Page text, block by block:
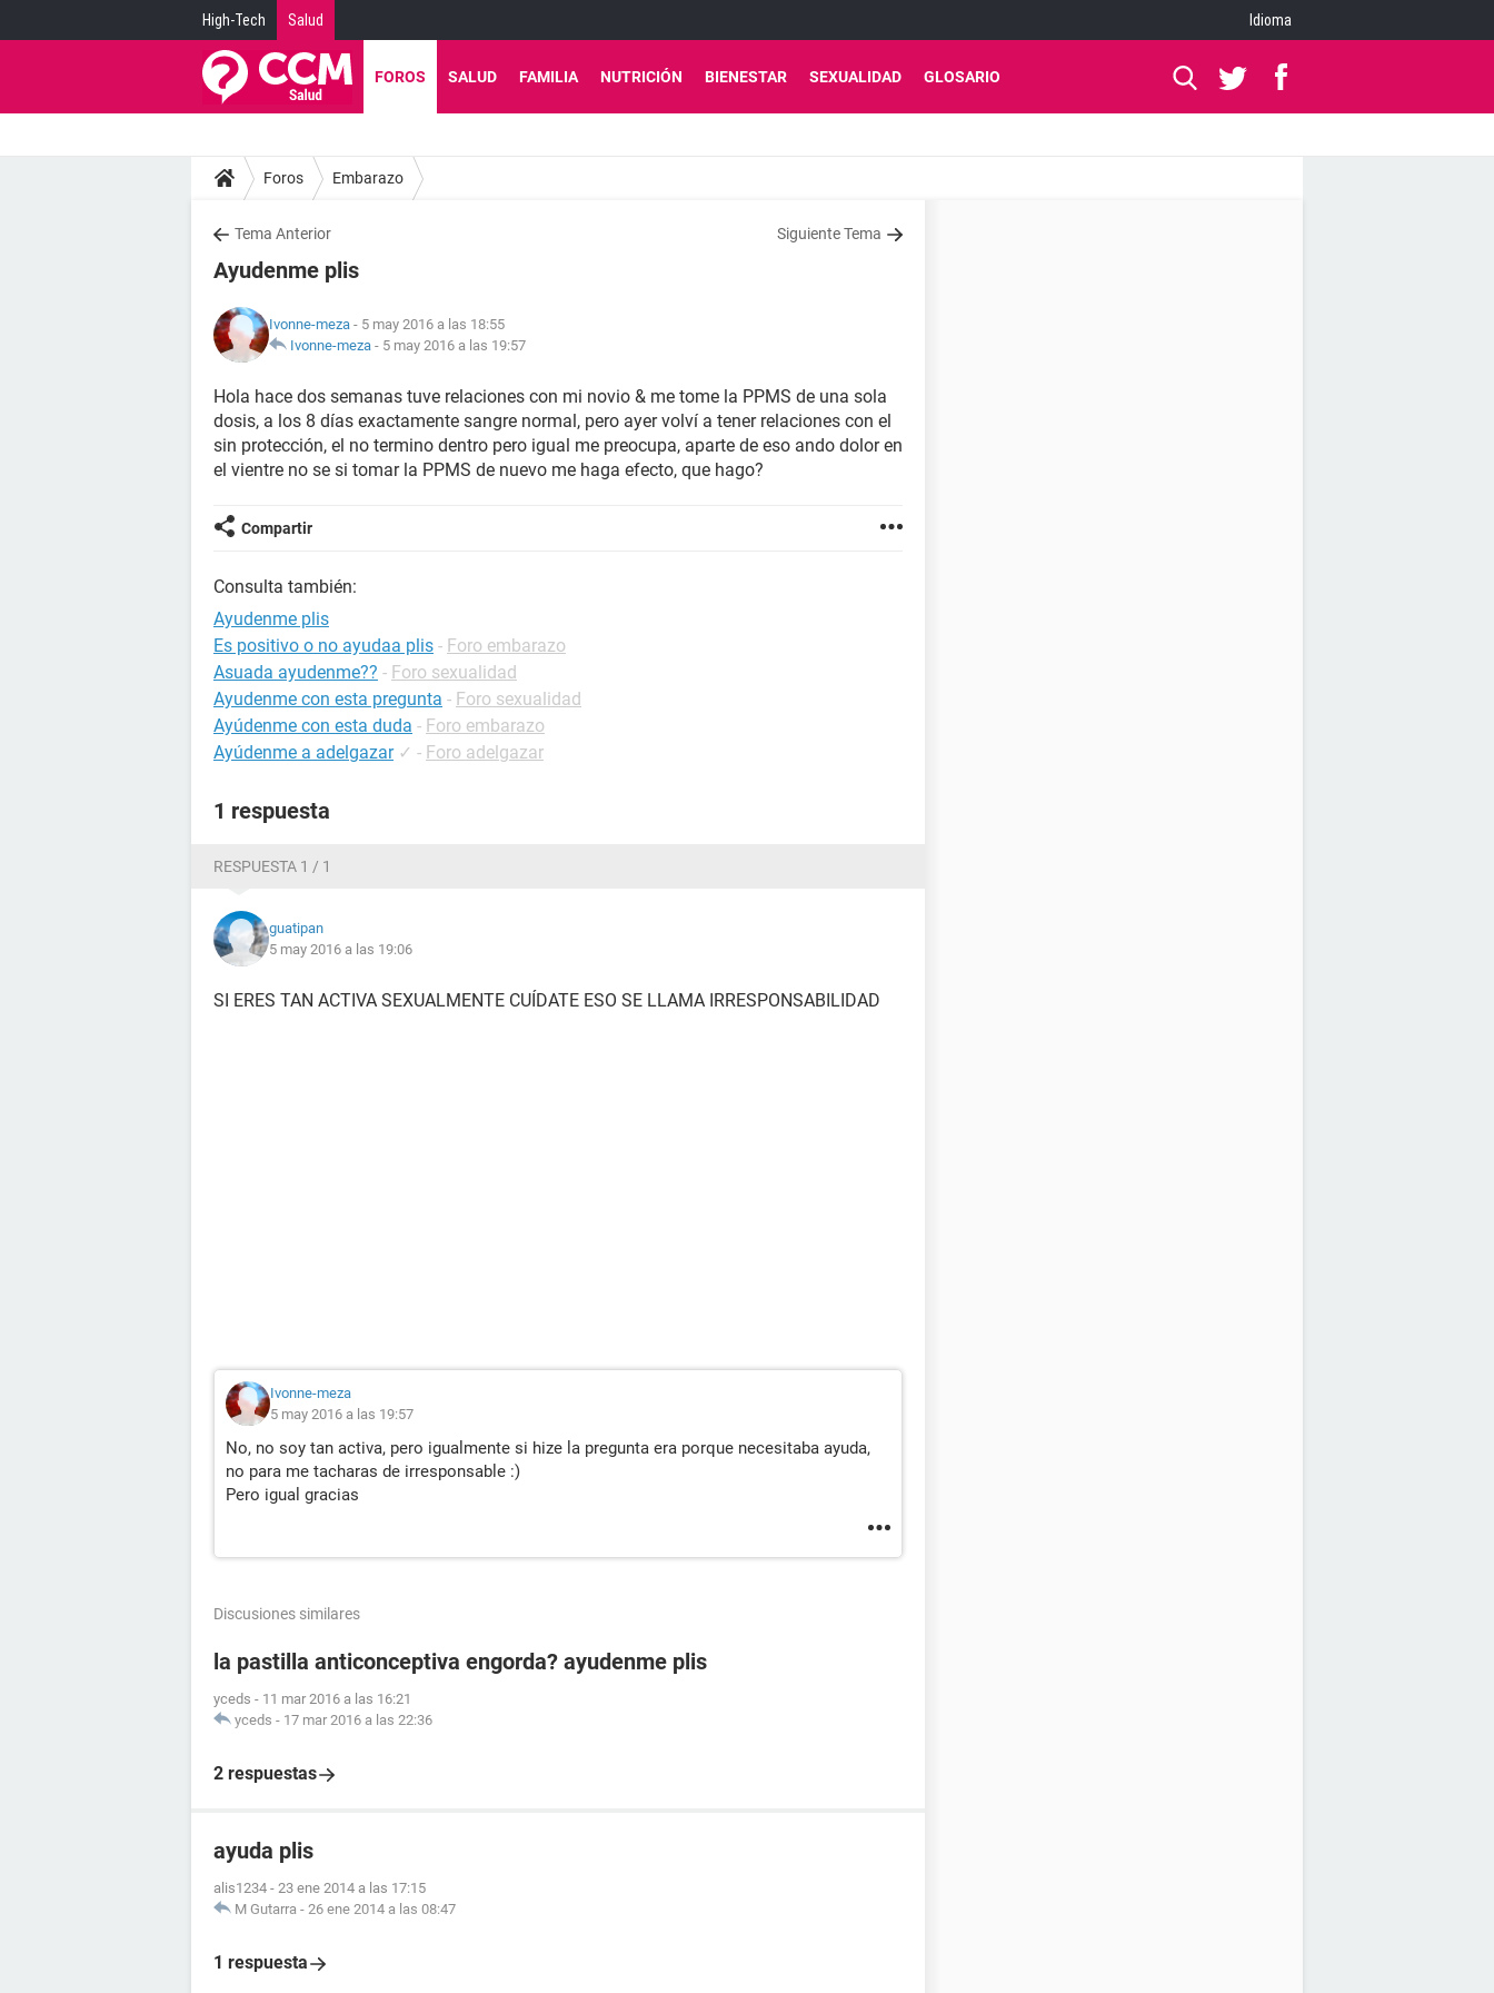
High-Tech Salud Idioma
FOROS SALUD FAMILIA NUTRICIÓN BIENESTAR SEXUALIDAD GLOSARIO
Foros Embarazo
Tema Anterior Siguiente Tema
Ayudenme plis
Ivonne-meza - 5 may 2016 a las 18:55
Ivonne-meza - 5 may 2016 a las 19:57
Hola hace dos semanas tuve relaciones con mi novio & me tome la PPMS de una sola
dosis, a los 8 días exactamente sangre normal, pero ayer volví a tener relaciones con el
sin protección, el no termino dentro pero igual me preocupa, aparte de eso ando dolor en
el vientre no se si tomar la PPMS de nuevo me haga efecto, que hago?
Compartir
Consulta también:
Ayudenme plis
Es positivo o no ayudaa plis - Foro embarazo
Asuada ayudenme?? - Foro sexualidad
Ayudenme con esta pregunta - Foro sexualidad
Ayúdenme con esta duda - Foro embarazo
Ayúdenme a adelgazar ✓ - Foro adelgazar
1 respuesta
RESPUESTA 1 / 1
guatipan
5 may 2016 a las 19:06
SI ERES TAN ACTIVA SEXUALMENTE CUÍDATE ESO SE LLAMA IRRESPONSABILIDAD
Ivonne-meza
5 may 2016 a las 19:57
No, no soy tan activa, pero igualmente si hize la pregunta era porque necesitaba ayuda,
no para me tacharas de irresponsable :)
Pero igual gracias
Discusiones similares
la pastilla anticonceptiva engorda? ayudenme plis
yceds - 11 mar 2016 a las 16:21
yceds - 17 mar 2016 a las 22:36
2 respuestas
ayuda plis
alis1234 - 23 ene 2014 a las 17:15
M Gutarra - 26 ene 2014 a las 08:47
1 respuesta